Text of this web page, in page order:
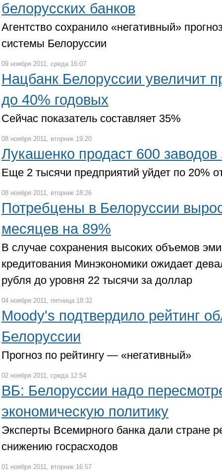
белорусских банков
Агентство сохранило «негативный»
системы Белоруссии
09 ноября 2011, среда 16:07
Нацбанк Белоруссии увеличит
до 40% годовых
Сейчас показатель составляет 35%
08 ноября 2011, вторник 19:20
Лукашенко продаст 600
Еще 2 тысячи предприятий уйдет по 20%
08 ноября 2011, вторник 18:26
Потребцены в Белоруссии
месяцев на 89%
В случае сохранения высоких объемов
кредитования Минэкономики ожидает
рубля до уровня 22 тысячи за доллар
04 ноября 2011, пятница 18:32
Moody's подтвердило рейтинг
Белоруссии
Прогноз по рейтингу — «негативный»
02 ноября 2011, среда 12:54
ВБ: Белоруссии надо
экономическую политику
Эксперты Всемирного банка дали стране
снижению госрасходов
01 ноября 2011, вторник 16:57